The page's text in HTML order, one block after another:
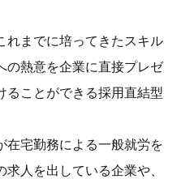
れまでに培ってきたスキル
の熱意を企業に直接プレゼ
ることができる採用直結型
在宅勤務による一般就労を
人を出している企業や、